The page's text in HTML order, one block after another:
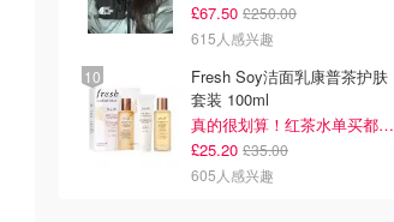
£67.50 £250.00
615人感兴趣
Fresh Soy洁面乳康普茶护肤
套装 100ml
真的很划算！红茶水单买都要£35！
£25.20 £35.00
605人感兴趣